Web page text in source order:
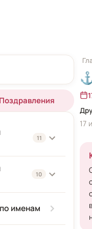
Поздравления
11
10
именам
17